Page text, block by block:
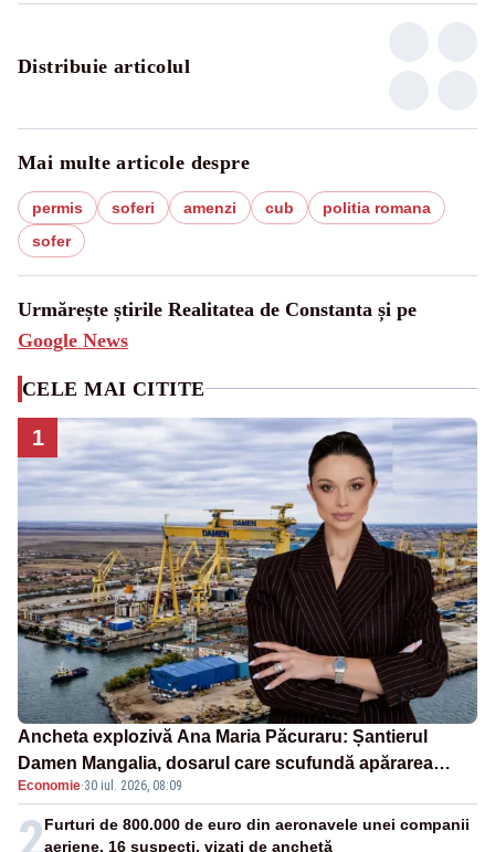
Distribuie articolul
Mai multe articole despre
permis soferi amenzi cub
politia romana
sofer
Urmărește știrile Realitatea de Constanta și pe
Google News
CELE MAI CITITE
1
Ancheta explozivă Ana Maria Păcuraru: Șantierul
Damen Mangalia, dosarul care scufundă apărarea
României
Economie·30 iul. 2026, 08:09
2Furturi de 800.000 de euro din aeronavele unei companii
aeriene. 16 suspecți, vizați de anchetă